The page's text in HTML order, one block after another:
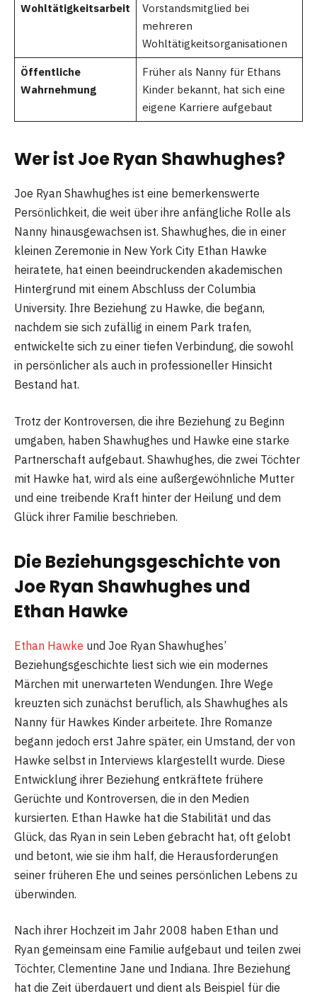
Wohltätigkeitsarbeit
Vorstandsmitglied bei
mehreren
Wohltätigkeitsorganisationen
Öffentliche
Wahrnehmung
Früher als Nanny für Ethans
Kinder bekannt, hat sich eine
eigene Karriere aufgebaut
Wer ist Joe Ryan Shawhughes?
Joe Ryan Shawhughes ist eine bemerkenswerte
Persönlichkeit, die weit über ihre anfängliche Rolle als
Nanny hinausgewachsen ist. Shawhughes, die in einer
kleinen Zeremonie in New York City Ethan Hawke
heiratete, hat einen beeindruckenden akademischen
Hintergrund mit einem Abschluss der Columbia
University. Ihre Beziehung zu Hawke, die begann,
nachdem sie sich zufällig in einem Park trafen,
entwickelte sich zu einer tiefen Verbindung, die sowohl
in persönlicher als auch in professioneller Hinsicht
Bestand hat​​.
Trotz der Kontroversen, die ihre Beziehung zu Beginn
umgaben, haben Shawhughes und Hawke eine starke
Partnerschaft aufgebaut. Shawhughes, die zwei Töchter
mit Hawke hat, wird als eine außergewöhnliche Mutter
und eine treibende Kraft hinter der Heilung und dem
Glück ihrer Familie beschrieben​​.
Die Beziehungsgeschichte von
Joe Ryan Shawhughes und
Ethan Hawke
Ethan Hawke und Joe Ryan Shawhughes’
Beziehungsgeschichte liest sich wie ein modernes
Märchen mit unerwarteten Wendungen. Ihre Wege
kreuzten sich zunächst beruflich, als Shawhughes als
Nanny für Hawkes Kinder arbeitete. Ihre Romanze
begann jedoch erst Jahre später, ein Umstand, der von
Hawke selbst in Interviews klargestellt wurde. Diese
Entwicklung ihrer Beziehung entkräftete frühere
Gerüchte und Kontroversen, die in den Medien
kursierten. Ethan Hawke hat die Stabilität und das
Glück, das Ryan in sein Leben gebracht hat, oft gelobt
und betont, wie sie ihm half, die Herausforderungen
seiner früheren Ehe und seines persönlichen Lebens zu
überwinden​​.
Nach ihrer Hochzeit im Jahr 2008 haben Ethan und
Ryan gemeinsam eine Familie aufgebaut und teilen zwei
Töchter, Clementine Jane und Indiana. Ihre Beziehung
hat die Zeit überdauert und dient als Beispiel für die